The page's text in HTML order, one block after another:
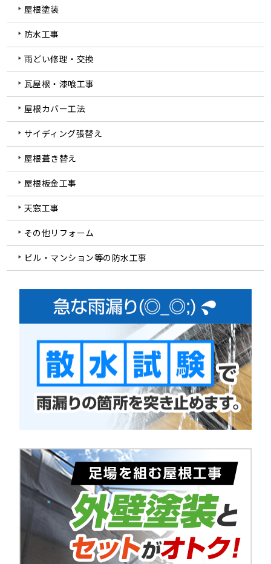
屋根塗装
防水工事
雨どい修理・交換
瓦屋根・漆喰工事
屋根カバー工法
サイディング張替え
屋根葺き替え
屋根板金工事
天窓工事
その他リフォーム
ビル・マンション等の防水工事